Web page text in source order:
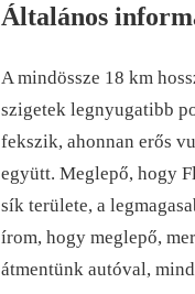
Általános
A mindössze 18 km
szigetek legnyugatibb
fekszik, ahonnan erős
együtt. Meglepő, hogy
sík területe, a
írom, hogy meglepő,
átmentünk autóval,